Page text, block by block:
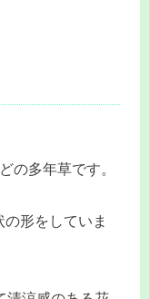
の多年草です。
形をしていま